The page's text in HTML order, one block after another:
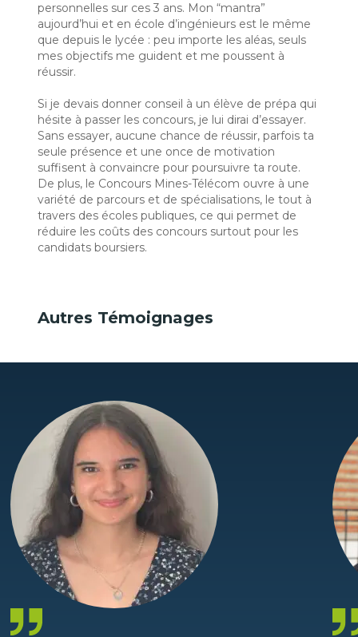
personnelles sur ces 3 ans. Mon “mantra”
aujourd’hui et en école d’ingénieurs est le même
que depuis le lycée : peu importe les aléas, seuls
mes objectifs me guident et me poussent à
réussir.
Si je devais donner conseil à un élève de prépa qui
hésite à passer les concours, je lui dirai d’essayer.
Sans essayer, aucune chance de réussir, parfois ta
seule présence et une once de motivation
suffisent à convaincre pour poursuivre ta route.
De plus, le Concours Mines-Télécom ouvre à une
variété de parcours et de spécialisations, le tout à
travers des écoles publiques, ce qui permet de
réduire les coûts des concours surtout pour les
candidats boursiers.
Autres Témoignages